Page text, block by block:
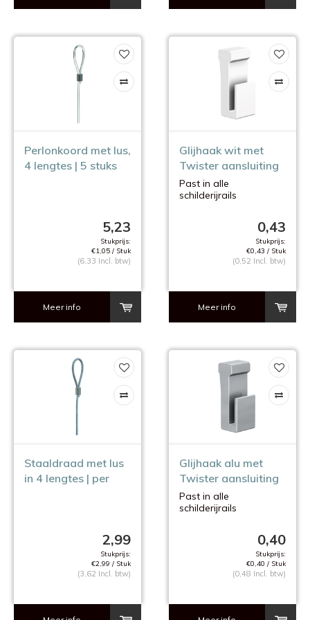
Perlonkoord met lus,
4 lengtes | 5 stuks
5,23
Stukprijs:
€1,05 / Stuk
(6,33 Incl. btw)
Meer info
Glijhaak wit met
Twister aansluiting
Past in alle
schilderijrails
0,43
Stukprijs:
€0,43 / Stuk
(0,52 Incl. btw)
Meer info
Staaldraad met lus
in 4 lengtes | per
2,99
Stukprijs:
€2,99 / Stuk
(3,62 Incl. btw)
Glijhaak alu met
Twister aansluiting
Past in alle
schilderijrails
0,40
Stukprijs:
€0,40 / Stuk
(0,48 Incl. btw)